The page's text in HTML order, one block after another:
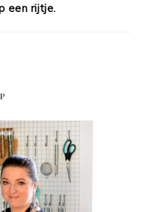
een rijtje.